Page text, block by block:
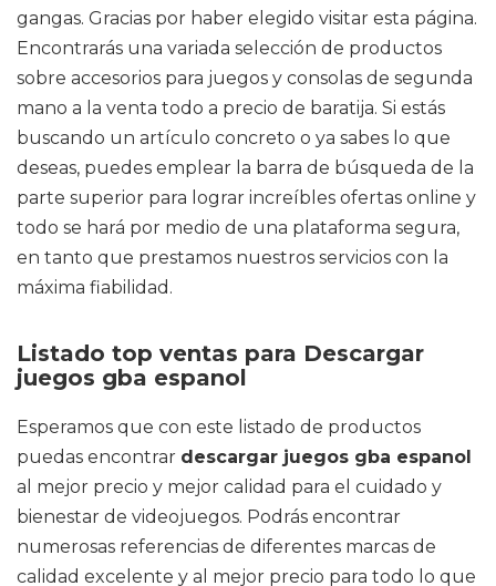
gangas. Gracias por haber elegido visitar esta página.
Encontrarás una variada selección de productos
sobre accesorios para juegos y consolas de segunda
mano a la venta todo a precio de baratija. Si estás
buscando un artículo concreto o ya sabes lo que
deseas, puedes emplear la barra de búsqueda de la
parte superior para lograr increíbles ofertas online y
todo se hará por medio de una plataforma segura,
en tanto que prestamos nuestros servicios con la
máxima fiabilidad.
Listado top ventas para Descargar
juegos gba espanol
Esperamos que con este listado de productos
puedas encontrar descargar juegos gba espanol
al mejor precio y mejor calidad para el cuidado y
bienestar de videojuegos. Podrás encontrar
numerosas referencias de diferentes marcas de
calidad excelente y al mejor precio para todo lo que